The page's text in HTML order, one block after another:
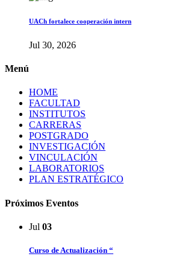
UACh fortalece cooperación intern
Jul 30, 2026
Menú
HOME
FACULTAD
INSTITUTOS
CARRERAS
POSTGRADO
INVESTIGACIÓN
VINCULACIÓN
LABORATORIOS
PLAN ESTRATÉGICO
Próximos Eventos
Jul 03
Curso de Actualización “